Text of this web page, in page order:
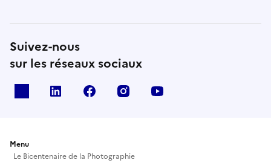
Suivez-nous
sur les réseaux sociaux
Linkedin Facebook Instagram
Menu
Le Bicentenaire de la Photographie